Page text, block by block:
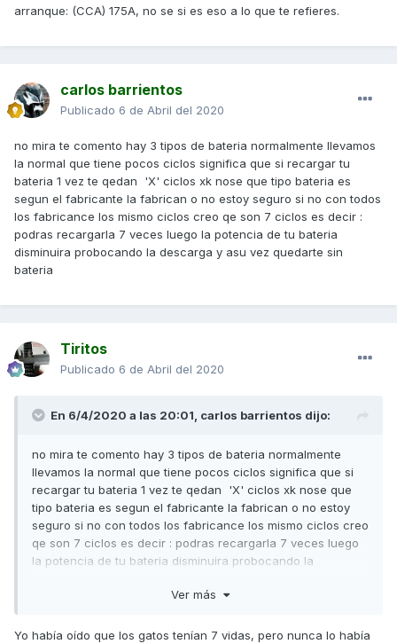
arranque: (CCA) 175A, no se si es eso a lo que te refieres.
carlos barrientos
Publicado 6 de Abril del 2020
no mira te comento hay 3 tipos de bateria normalmente llevamos
la normal que tiene pocos ciclos significa que si recargar tu
bateria 1 vez te qedan 'X' ciclos xk nose que tipo bateria es
segun el fabricante la fabrican o no estoy seguro si no con todos
los fabricance los mismo ciclos creo qe son 7 ciclos es decir :
podras recargarla 7 veces luego la potencia de tu bateria
disminuira probocando la descarga y asu vez quedarte sin
bateria
Tiritos
Publicado 6 de Abril del 2020
En 6/4/2020 a las 20:01, carlos barrientos dijo:
no mira te comento hay 3 tipos de bateria normalmente
llevamos la normal que tiene pocos ciclos significa que si
recargar tu bateria 1 vez te qedan 'X' ciclos xk nose que
tipo bateria es segun el fabricante la fabrican o no estoy
seguro si no con todos los fabricance los mismo ciclos creo
qe son 7 ciclos es decir : podras recargarla 7 veces luego
la potencia de tu bateria disminuira probocando la
Ver más
Yo había oído que los gatos tenían 7 vidas, pero nunca lo había